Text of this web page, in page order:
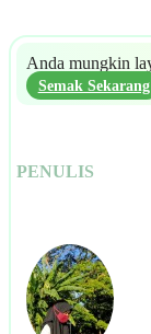
Anda mungkin
Semak Sekarang
PENULIS